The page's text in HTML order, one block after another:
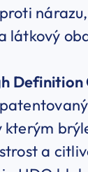
látkový
Definition
a